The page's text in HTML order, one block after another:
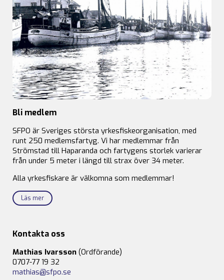
Bli medlem
SFPO är Sveriges största yrkesfiskeorganisation, med
runt 250 medlemsfartyg. Vi har medlemmar från
Strömstad till Haparanda och fartygens storlek varierar
från under 5 meter i längd till strax över 34 meter.
Alla yrkesfiskare är välkomna som medlemmar!
Läs mer
Kontakta oss
Mathias Ivarsson (Ordförande)
0707-77 19 32
mathias@sfpo.se